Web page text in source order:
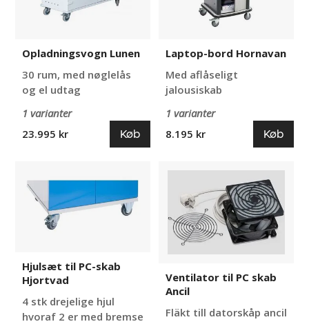
Opladningsvogn Lunen
30 rum, med nøglelås
og el udtag
1 varianter
23.995 kr
Køb
Laptop-bord Hornavan
Med aflåseligt
jalousiskab
1 varianter
8.195 kr
Køb
PC-
Hjortvad
Hjulsæt til PC-skab
Hjortvad
4 stk drejelige hjul
hvoraf 2 er med bremse
Ventilator
skab
Ancil
Ventilator til PC skab
Ancil
Fläkt till datorskåp ancil